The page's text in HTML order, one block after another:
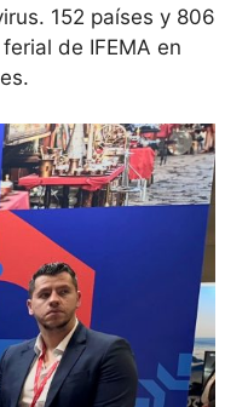
152 países y 806
de IFEMA en